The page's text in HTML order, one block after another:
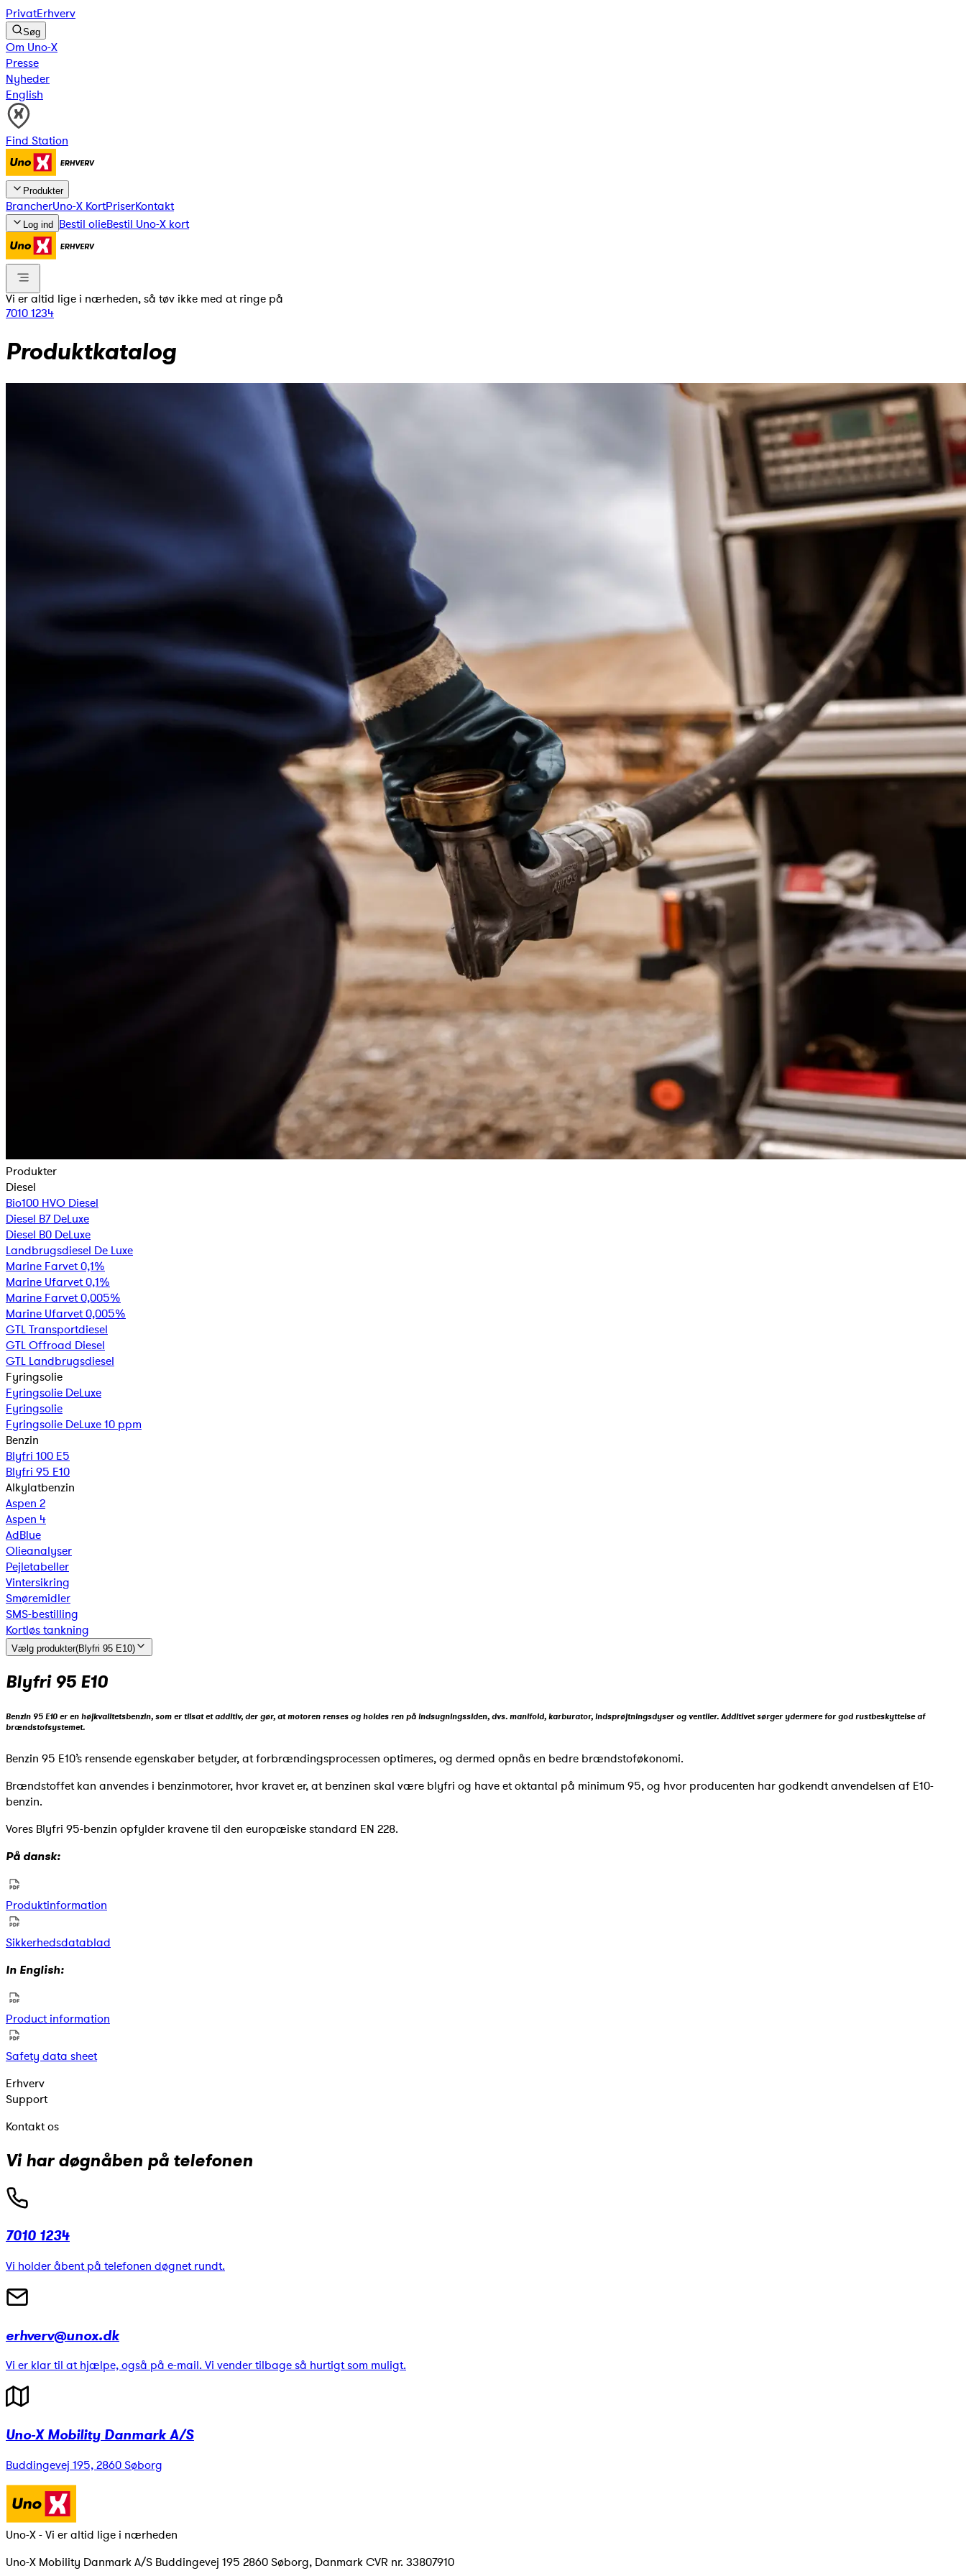
PrivatErhverv
Søg
Om Uno-X
Presse
Nyheder
English
Find Station
Produkter
BrancherUno-X KortPriserKontakt
Log ind Bestil olieBestil Uno-X kort
Vi er altid lige i nærheden, så tøv ikke med at ringe på
7010 1234
Produktkatalog
Produkter
Diesel
Bio100 HVO Diesel
Diesel B7 DeLuxe
Diesel B0 DeLuxe
Landbrugsdiesel De Luxe
Marine Farvet 0,1%
Marine Ufarvet 0,1%
Marine Farvet 0,005%
Marine Ufarvet 0,005%
GTL Transportdiesel
GTL Offroad Diesel
GTL Landbrugsdiesel
Fyringsolie
Fyringsolie DeLuxe
Fyringsolie
Fyringsolie DeLuxe 10 ppm
Benzin
Blyfri 100 E5
Blyfri 95 E10
Alkylatbenzin
Aspen 2
Aspen 4
AdBlue
Olieanalyser
Pejletabeller
Vintersikring
Smøremidler
SMS-bestilling
Kortløs tankning
Vælg produkter(Blyfri 95 E10)
Blyfri 95 E10
Benzin 95 E10 er en højkvalitetsbenzin, som er tilsat et additiv, der gør, at motoren renses og holdes ren på indsugningssiden, dvs. manifold, karburator, indsprøjtningsdyser og ventiler. Additivet sørger ydermere for god rustbeskyttelse af
brændstofsystemet.
Benzin 95 E10’s rensende egenskaber betyder, at forbrændingsprocessen optimeres, og dermed opnås en bedre brændstoføkonomi.
Brændstoffet kan anvendes i benzinmotorer, hvor kravet er, at benzinen skal være blyfri og have et oktantal på minimum 95, og hvor producenten har godkendt anvendelsen af E10-
benzin.
Vores Blyfri 95-benzin opfylder kravene til den europæiske standard EN 228.
På dansk:
Produktinformation
Sikkerhedsdatablad
In English:
Product information
Safety data sheet
Erhverv
Support
Kontakt os
Vi har døgnåben på telefonen
7010 1234
Vi holder åbent på telefonen døgnet rundt.
erhverv@unox.dk
Vi er klar til at hjælpe, også på e-mail. Vi vender tilbage så hurtigt som muligt.
Uno-X Mobility Danmark A/S
Buddingevej 195, 2860 Søborg
Uno-X - Vi er altid lige i nærheden
Uno-X Mobility Danmark A/S Buddingevej 195 2860 Søborg, Danmark CVR nr. 33807910